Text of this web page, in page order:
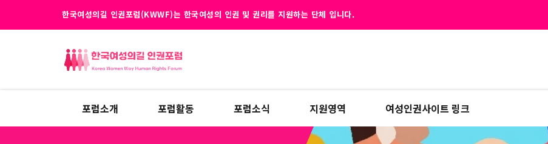
한국여성의길 인권포럼(KWWF)는 한국여성의 인권 및 권리를 지원하는 단체 입니다.
포럼소개 포럼활동 포럼소식 지원영역 여성인권사이트 링크